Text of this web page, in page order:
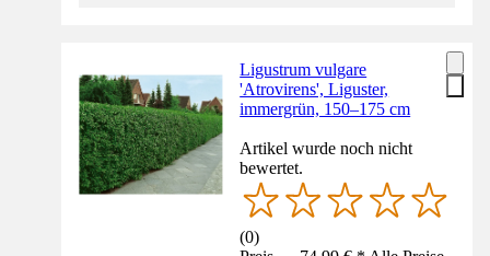
Ligustrum vulgare
'Atrovirens', Liguster,
immergrün, 150–175 cm
Artikel wurde noch nicht
bewertet.
(0)